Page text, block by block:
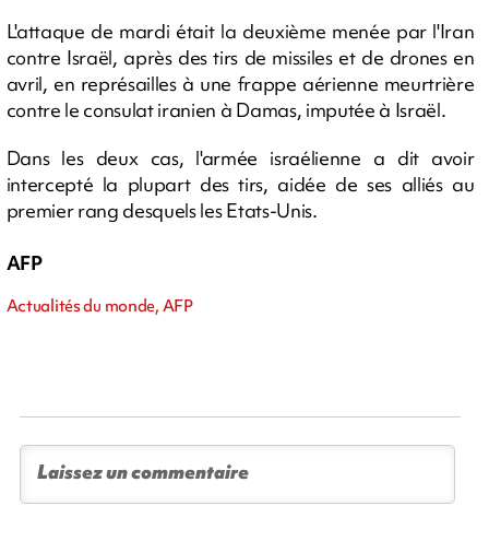
L'attaque de mardi était la deuxième menée par l'Iran
contre Israël, après des tirs de missiles et de drones en
avril, en représailles à une frappe aérienne meurtrière
contre le consulat iranien à Damas, imputée à Israël.
Dans les deux cas, l'armée israélienne a dit avoir
intercepté la plupart des tirs, aidée de ses alliés au
premier rang desquels les Etats-Unis.
AFP
Actualités du monde, AFP